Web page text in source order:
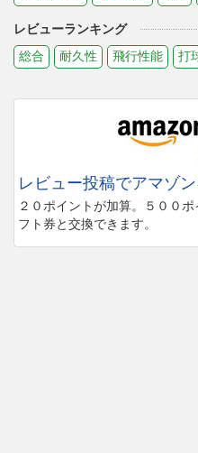
レビューランキング
総合
耐久性 飛行性能 打
レビュー投稿でアマゾ
２０ポイントが加算。５００
フト券と交換できます。